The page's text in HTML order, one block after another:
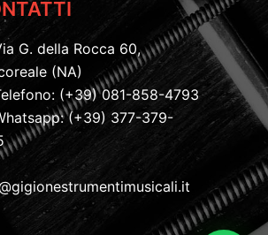
G. della Rocca 60,
(NA)
(+39) 081-858-4793
(+39) 377-379-